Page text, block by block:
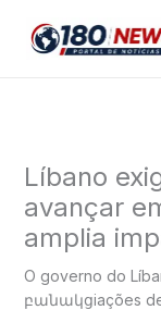
para
Líbano
avançar
amplia
O governo do
բանակցiações de